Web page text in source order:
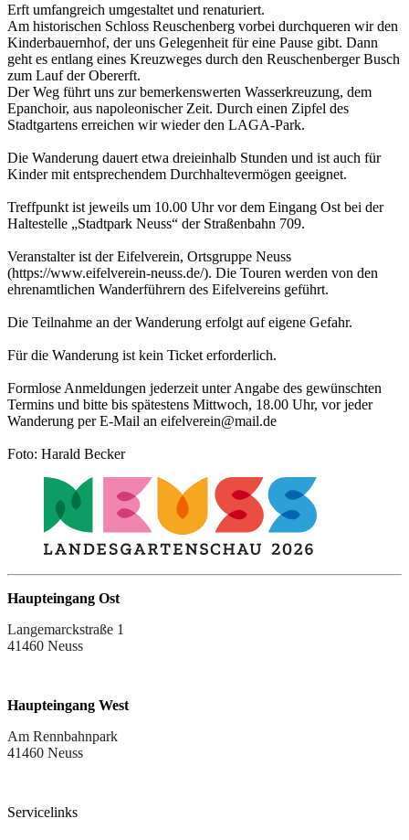
Erft umfangreich umgestaltet und renaturiert.
Am historischen Schloss Reuschenberg vorbei durchqueren wir den
Kinderbauernhof, der uns Gelegenheit für eine Pause gibt. Dann
geht es entlang eines Kreuzweges durch den Reuschenberger Busch
zum Lauf der Obererft.
Der Weg führt uns zur bemerkenswerten Wasserkreuzung, dem
Epanchoir, aus napoleonischer Zeit. Durch einen Zipfel des
Stadtgartens erreichen wir wieder den LAGA-Park.
Die Wanderung dauert etwa dreieinhalb Stunden und ist auch für
Kinder mit entsprechendem Durchhaltevermögen geeignet.
Treffpunkt ist jeweils um 10.00 Uhr vor dem Eingang Ost bei der
Haltestelle „Stadtpark Neuss“ der Straßenbahn 709.
Veranstalter ist der Eifelverein, Ortsgruppe Neuss
(https://www.eifelverein-neuss.de/). Die Touren werden von den
ehrenamtlichen Wanderführern des Eifelvereins geführt.
Die Teilnahme an der Wanderung erfolgt auf eigene Gefahr.
Für die Wanderung ist kein Ticket erforderlich.
Formlose Anmeldungen jederzeit unter Angabe des gewünschten
Termins und bitte bis spätestens Mittwoch, 18.00 Uhr, vor jeder
Wanderung per E-Mail an eifelverein@mail.de
Foto: Harald Becker
Haupteingang Ost
Langemarckstraße 1
41460 Neuss
Haupteingang West
Am Rennbahnpark
41460 Neuss
Servicelinks